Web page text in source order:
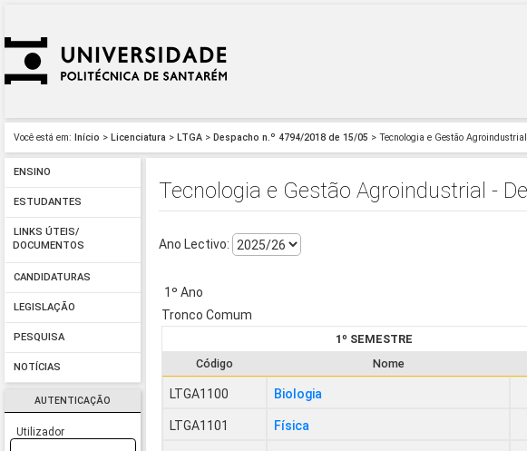
Você está em: Início > Licenciatura > LTGA > Despacho n.º 4794/2018 de 15/05 > Tecnologia e Gestão
ENSINO
ESTUDANTES
LINKS ÚTEIS/
DOCUMENTOS
CANDIDATURAS
LEGISLAÇÃO
PESQUISA
NOTÍCIAS
AUTENTICAÇÃO
Utilizador
Tecnologia e Gestão Agroindustrial -
Ano Lectivo:
1º Ano
Tronco Comum
1º SEMESTRE
Código
Nome
LTGA1100 Biologia
LTGA1101 Física